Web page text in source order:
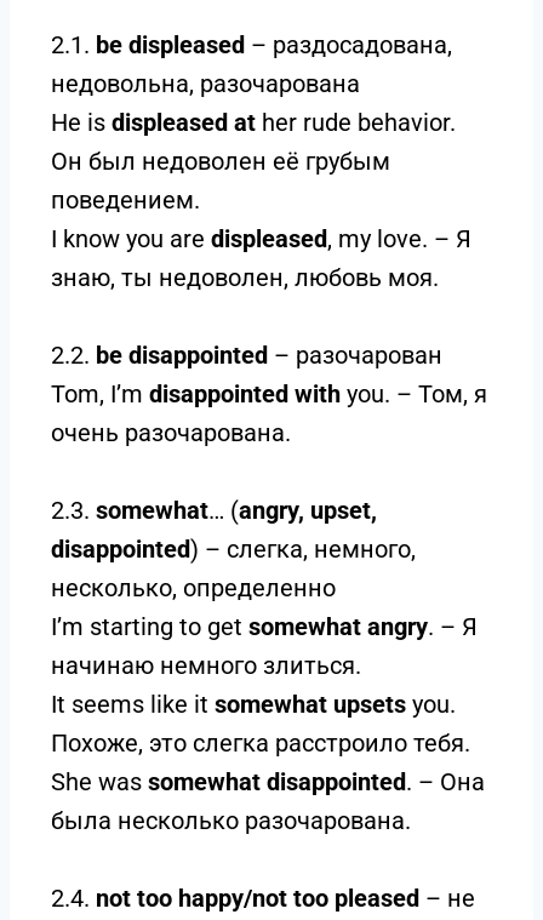
2.1. be displeased – раздосадована,
недовольна, разочарована
He is displeased at her rude behavior.
Он был недоволен её грубым
поведением.
I know you are displeased, my love. – Я
знаю, ты недоволен, любовь моя.
2.2. be disappointed – разочарован
Tom, I’m disappointed with you. – Том, я
очень разочарована.
2.3. somewhat… (angry, upset,
disappointed) – слегка, немного,
несколько, определенно
I’m starting to get somewhat angry. – Я
начинаю немного злиться.
It seems like it somewhat upsets you.
Похоже, это слегка расстроило тебя.
She was somewhat disappointed. – Она
была несколько разочарована.
2.4. not too happy/not too pleased – не